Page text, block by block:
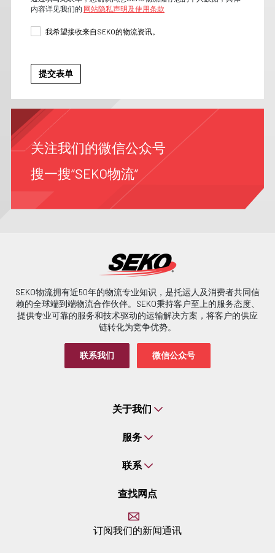
内容详见我们的 网站隐私声明及使用条款
我希望接收来自SEKO的物流资讯。
关注我们的微信公众号
搜一搜“SEKO物流”
SEKO物流拥有近50年的物流专业知识，是托运人及消费者共同信
赖的全球端到端物流合作伙伴。SEKO秉持客户至上的服务态度、
提供专业可靠的服务和技术驱动的运输解决方案，将客户的供应
链转化为竞争优势。
联系我们 微信公众号
关于我们
服务
联系
查找网点
订阅我们的新闻通讯